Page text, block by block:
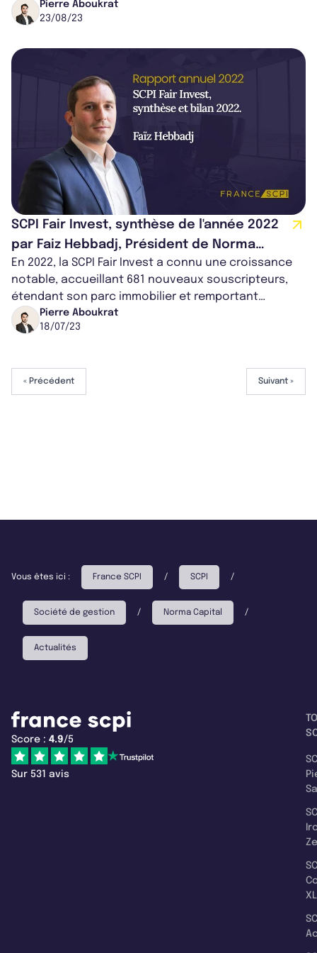
immobiliers, elle loue des espaces à des entrepri...
Pierre Aboukrat
23/08/23
SCPI Fair Invest, synthèse de l'année 2022
par Faiz Hebbadj, Président de Norma
Capital
En 2022, la SCPI Fair Invest a connu une croissance
notable, accueillant 681 nouveaux souscripteurs,
étendant son parc immobilier et remportant
plusieurs récompenses de prestige. S...
Pierre Aboukrat
18/07/23
« Précédent Suivant »
Vous êtes ici : France SCPI / SCPI /
Société de gestion / Norma Capital /
Actualités
Score : 4.9/5
Sur 531 avis
XL